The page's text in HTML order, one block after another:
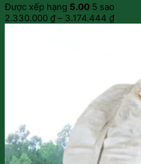
Được xếp hạng 5.00 5 sao
2.330.000 ₫ – 3.174.444 ₫